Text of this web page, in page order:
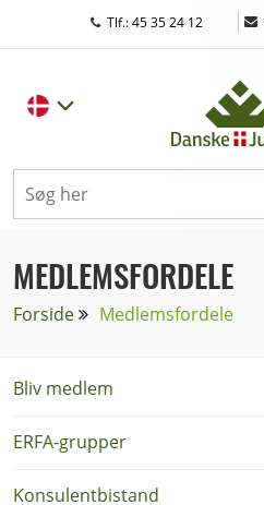
Tlf.: 45 35 24 12 |
MEDLEMSFORDELE
Forside Medlemsfordele
Bliv medlem
ERFA-grupper
Konsulentbistand